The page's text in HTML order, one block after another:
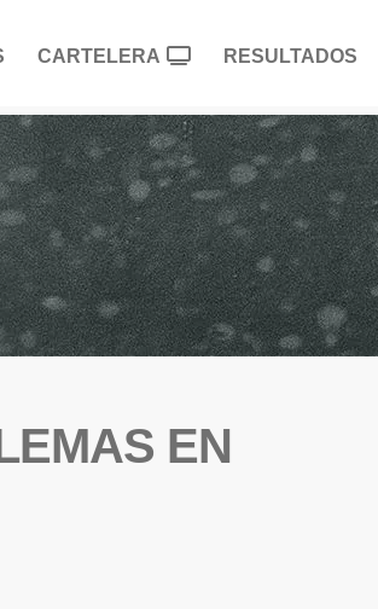
CARTELERA RESULTADOS
EN